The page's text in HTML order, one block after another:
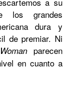
los grandes
dura y
de premiar. Ni
parecen
en cuanto a